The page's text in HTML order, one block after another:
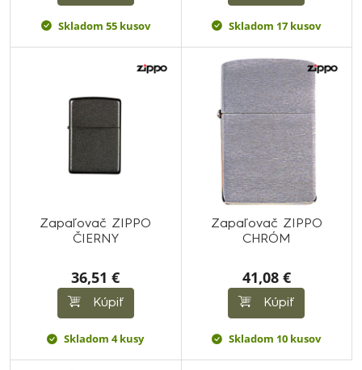
Skladom 55 kusov Skladom 17 kusov
Zapaľovač ZIPPO
ČIERNY
36,51 €
Kúpiť
Skladom 4 kusy
Zapaľovač ZIPPO
CHRÓM
41,08 €
Kúpiť
Skladom 10 kusov